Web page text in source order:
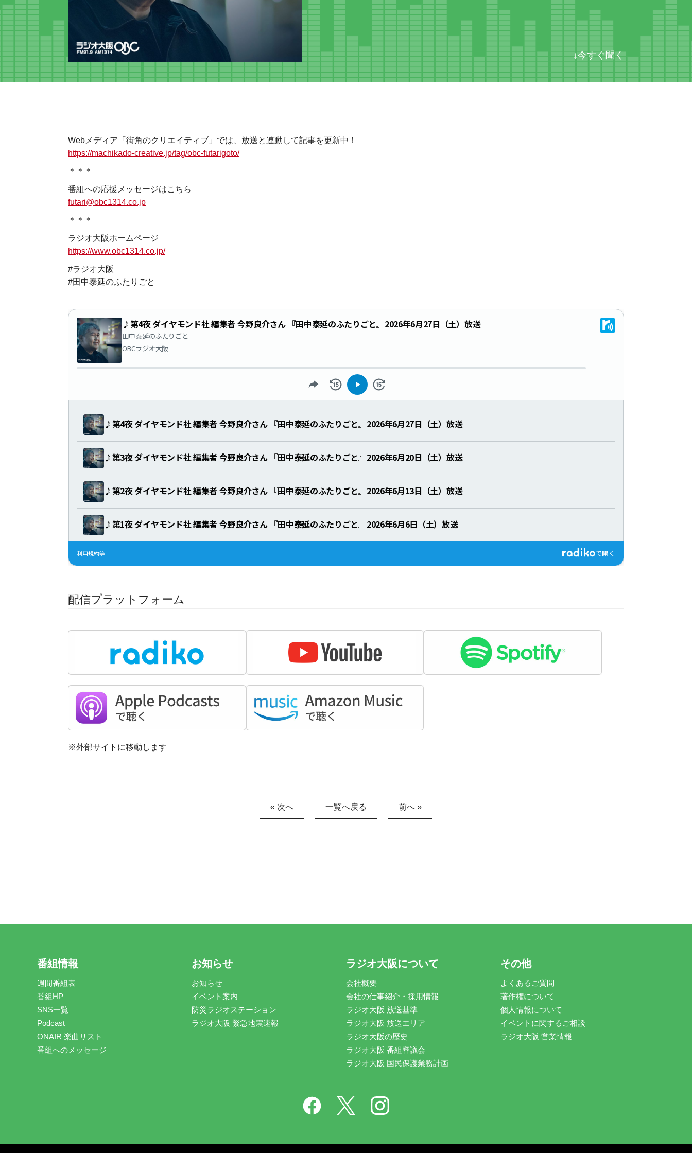
↓今すぐ聞く
Webメディア「街角のクリエイティブ」では、放送と連動して記事を更新中！
https://machikado-creative.jp/tag/obc-futarigoto/
＊＊＊
番組への応援メッセージはこちら
futari@obc1314.co.jp
＊＊＊
ラジオ大阪ホームページ
https://www.obc1314.co.jp/
#ラジオ大阪
#田中泰延のふたりごと
配信プラットフォーム
※外部サイトに移動します
« 次へ 一覧へ戻る 前へ »
番組情報
週間番組表
番組HP
SNS一覧
Podcast
ONAIR 楽曲リスト
番組へのメッセージ
お知らせ
お知らせ
イベント案内
防災ラジオステーション
ラジオ大阪 緊急地震速報
ラジオ大阪について
会社概要
会社の仕事紹介・採用情報
ラジオ大阪 放送基準
ラジオ大阪 放送エリア
ラジオ大阪の歴史
ラジオ大阪 番組審議会
ラジオ大阪 国民保護業務計画
その他
よくあるご質問
著作権について
個人情報について
イベントに関するご相談
ラジオ大阪 営業情報